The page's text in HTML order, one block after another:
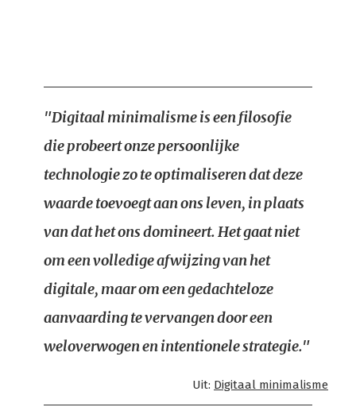
"Digitaal minimalisme is een filosofie
die probeert onze persoonlijke
technologie zo te optimaliseren dat deze
waarde toevoegt aan ons leven, in plaats
van dat het ons domineert. Het gaat niet
om een volledige afwijzing van het
digitale, maar om een gedachteloze
aanvaarding te vervangen door een
weloverwogen en intentionele strategie."
Uit: Digitaal minimalisme